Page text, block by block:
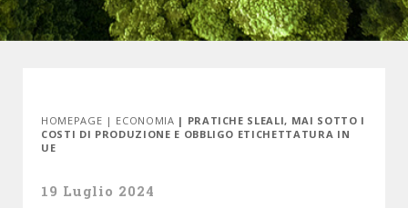
HOMEPAGE | ECONOMIA | PRATICHE SLEALI, MAI SOTTO I
COSTI DI PRODUZIONE E OBBLIGO ETICHETTATURA IN
UE
19 Luglio 2024